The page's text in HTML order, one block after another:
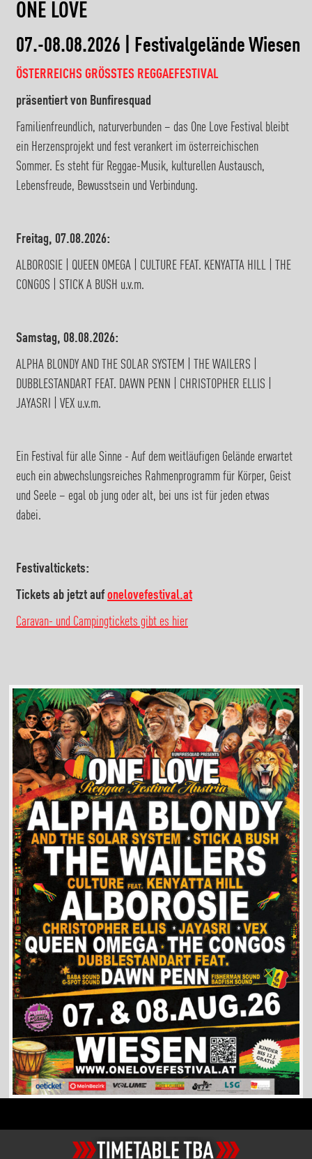
ONE LOVE
07.-08.08.2026 | Festivalgelände Wiesen
ÖSTERREICHS GRÖSSTES REGGAEFESTIVAL
präsentiert von Bunfiresquad
Familienfreundlich, naturverbunden – das One Love Festival bleibt
ein Herzensprojekt und fest verankert im österreichischen
Sommer. Es steht für Reggae-Musik, kulturellen Austausch,
Lebensfreude, Bewusstsein und Verbindung.
Freitag, 07.08.2026:
ALBOROSIE | QUEEN OMEGA | CULTURE FEAT. KENYATTA HILL | THE
CONGOS | STICK A BUSH u.v.m.
Samstag, 08.08.2026:
ALPHA BLONDY AND THE SOLAR SYSTEM | THE WAILERS |
DUBBLESTANDART FEAT. DAWN PENN | CHRISTOPHER ELLIS |
JAYASRI | VEX u.v.m.
Ein Festival für alle Sinne - Auf dem weitläufigen Gelände erwartet
euch ein abwechslungsreiches Rahmenprogramm für Körper, Geist
und Seele – egal ob jung oder alt, bei uns ist für jeden etwas
dabei.
Festivaltickets:
Tickets ab jetzt auf onelovefestival.at
Caravan- und Campingtickets gibt es hier